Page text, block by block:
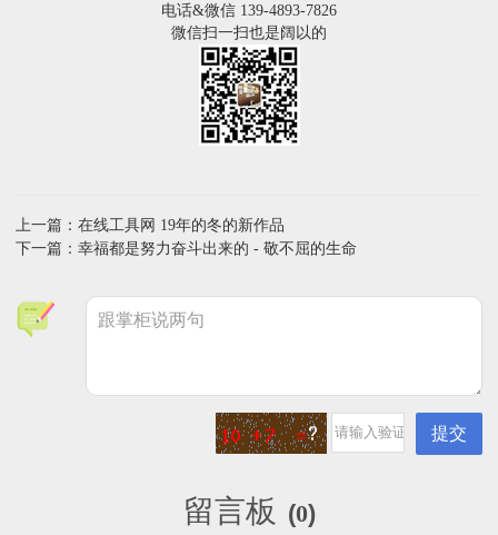
电话&微信 139-4893-7826
微信扫一扫也是阔以的
上一篇：在线工具网 19年的冬的新作品
下一篇：幸福都是努力奋斗出来的 - 敬不屈的生命
留言板 (0)